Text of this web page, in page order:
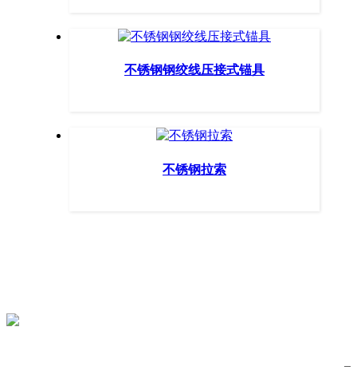
不锈钢钢绞线压接式锚具
不锈钢拉索